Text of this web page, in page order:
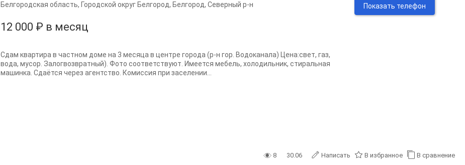
12 000 ₽ в месяц
Белгородская область, Городской округ Белгород, Белгород, Северный р-н
Сдам квартира в частном доме на 3 месяца в центре города (р-н гор. Водоканала) Цена:свет, газ,
вода, мусор. Залогвозвратный). Фото соответствуют. Имеется мебель, холодильник, стиральная
машинка. Сдаётся через агентство. Комиссия при заселении...
Показать телефон
8 30.06 Написать В избранное В сравнение